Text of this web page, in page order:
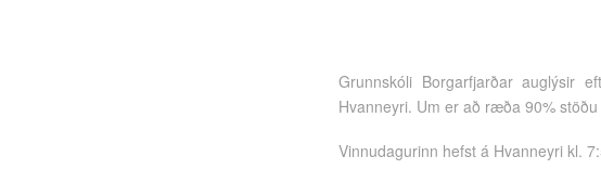
Grunnskóli Borgarfjarðar auglýsir
Hvanneyri. Um er að ræða 90%
Vinnudagurinn hefst á Hvanneyri kl.